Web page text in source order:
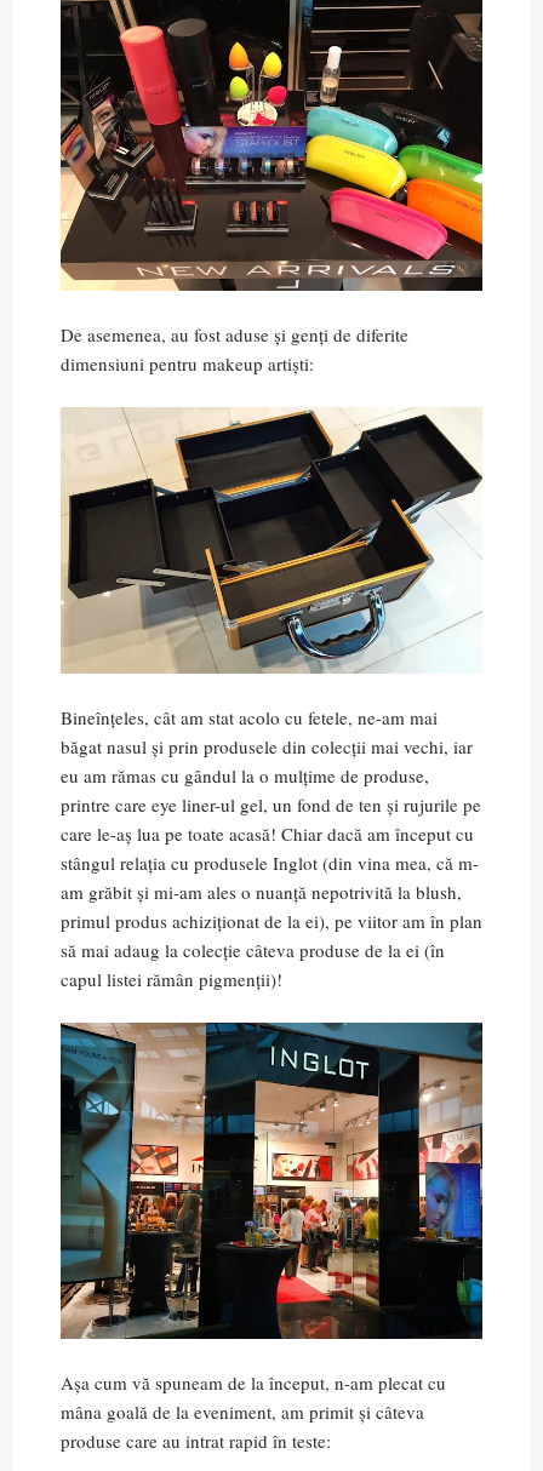
De asemenea, au fost aduse și genți de diferite
dimensiuni pentru makeup artiști:
Bineînțeles, cât am stat acolo cu fetele, ne-am mai
băgat nasul și prin produsele din colecții mai vechi, iar
eu am rămas cu gândul la o mulțime de produse,
printre care eye liner-ul gel, un fond de ten și rujurile pe
care le-aș lua pe toate acasă! Chiar dacă am început cu
stângul relația cu produsele Inglot (din vina mea, că m-
am grăbit și mi-am ales o nuanță nepotrivită la blush,
primul produs achiziționat de la ei), pe viitor am în plan
să mai adaug la colecție câteva produse de la ei (în
capul listei rămân pigmenții)!
Așa cum vă spuneam de la început, n-am plecat cu
mâna goală de la eveniment, am primit și câteva
produse care au intrat rapid în teste: